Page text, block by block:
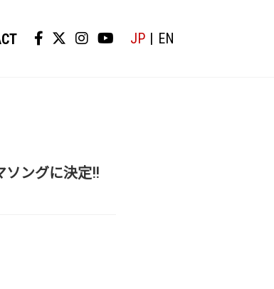
JP EN
ソングに決定!!